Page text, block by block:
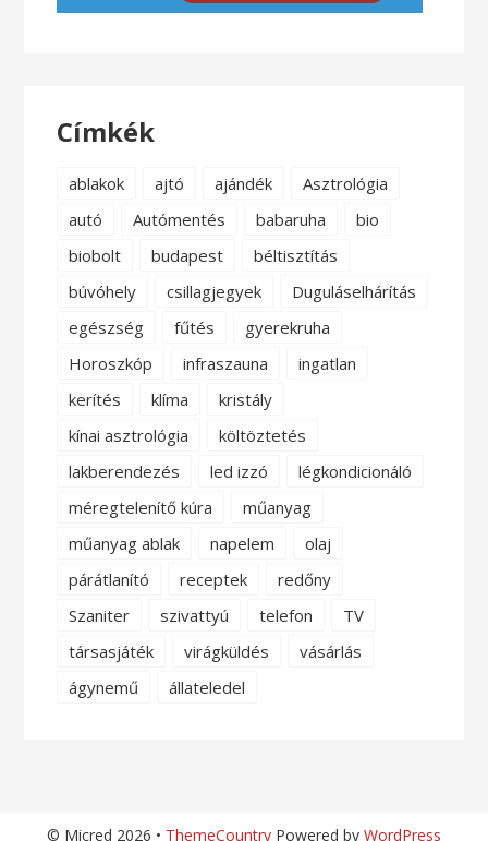
Címkék
ablakok ajtó ajándék
Asztrológia
autó
Autómentés babaruha
bio
biobolt
budapest
béltisztítás
búvóhely
csillagjegyek
Duguláselhárítás
egészség
fűtés
gyerekruha
Horoszkóp
infraszauna
ingatlan
kerítés
klíma
kristály
kínai asztrológia
költöztetés
lakberendezés
led izzó
légkondicionáló
méregtelenítő kúra
műanyag
műanyag ablak
napelem
olaj
párátlanító
receptek
redőny
Szaniter
szivattyú telefon
TV
társasjáték
virágküldés
vásárlás
ágynemű
állateledel
© Micred 2026 • ThemeCountry Powered by WordPress